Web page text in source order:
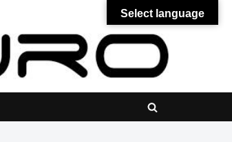
– – – – – – – – –
Select language